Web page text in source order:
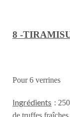
8 -
Pour 6 verrines
Ingrédients :